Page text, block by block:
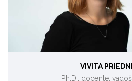
VIVITA
Ph.D., docente,